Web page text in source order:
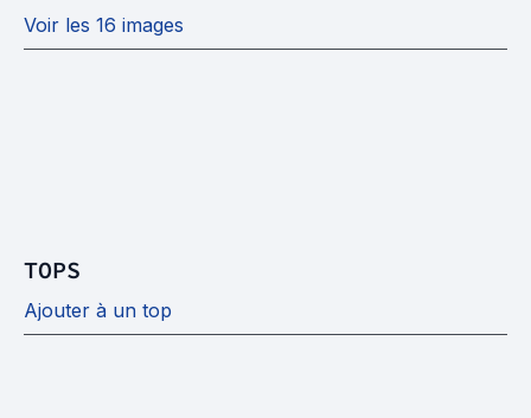
Voir les 16 images
TOPS
Ajouter à un top